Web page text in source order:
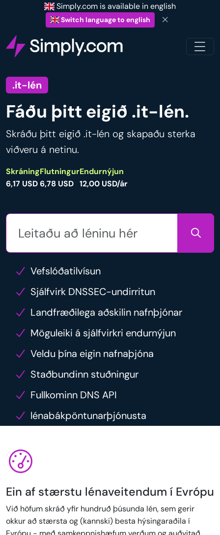
Simply.com is available in english
Switch language to english
.it-lén
Fáðu þitt eigið .it-lén.
Skráðu þitt eigið .it-lén og skapaðu sterka
viðveru á netinu.
Skráning
6,17 USD
Flutningur
6,78 USD
Endurnýjun
12,00 USD/ár
Vefslóðatilvísun
Sjálfvirk DNSSEC-undirritun
Landfræðilega aðskilin nafnþjónar
Möguleiki á sjálfvirkri endurnýjun
Veldu þína eigin nafnaþjóna
Staðbundinn stuðningur
Fullkominn DNS API
lénabákpöntunarþjónusta
Ein af stærstu lénaveitendum í Evrópu
Við höfum skráð yfir hundruð þúsunda lén, sem gerir
okkur að stærsta og (kannski) besta hýsingaraðila í